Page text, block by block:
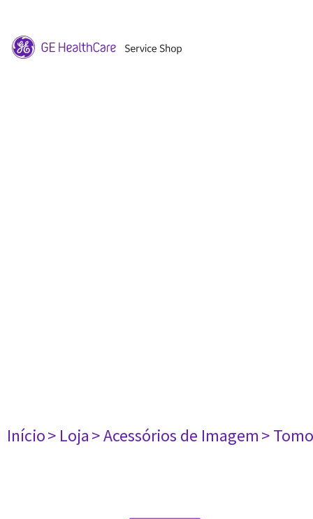
Início> Loja> Acessórios de Imagem>